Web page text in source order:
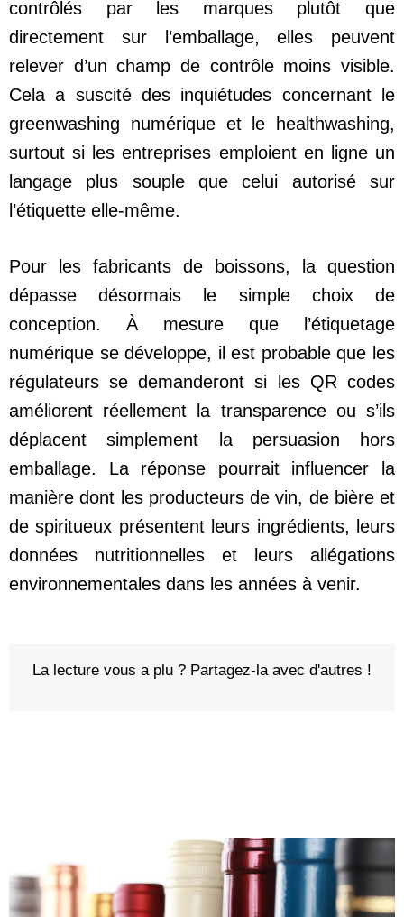
contrôlés par les marques plutôt que
directement sur l’emballage, elles peuvent
relever d’un champ de contrôle moins visible.
Cela a suscité des inquiétudes concernant le
greenwashing numérique et le healthwashing,
surtout si les entreprises emploient en ligne un
langage plus souple que celui autorisé sur
l’étiquette elle-même.
Pour les fabricants de boissons, la question
dépasse désormais le simple choix de
conception. À mesure que l’étiquetage
numérique se développe, il est probable que les
régulateurs se demanderont si les QR codes
améliorent réellement la transparence ou s’ils
déplacent simplement la persuasion hors
emballage. La réponse pourrait influencer la
manière dont les producteurs de vin, de bière et
de spiritueux présentent leurs ingrédients, leurs
données nutritionnelles et leurs allégations
environnementales dans les années à venir.
La lecture vous a plu ? Partagez-la avec d'autres !